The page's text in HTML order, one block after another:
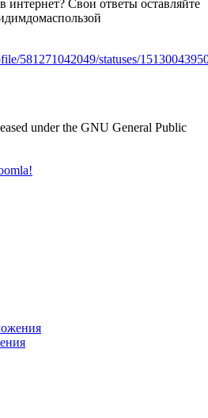
интернет? Свои ответы оставляйте
581271042049/statuses/
under the GNU General Public